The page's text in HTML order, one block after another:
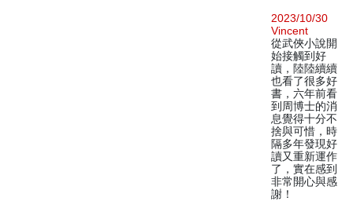
2023/10/30
Vincent
從武俠小說開
始接觸到好
讀，陸陸續續
也看了很多好
書，六年前看
到周博士的消
息覺得十分不
捨與可惜，時
隔多年發現好
讀又重新運作
了，實在感到
非常開心與感
謝！